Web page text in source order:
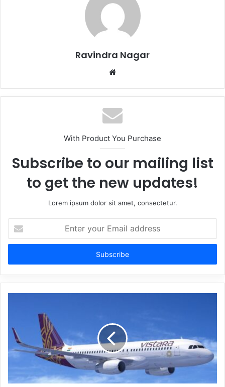
Ravindra Nagar
Website
With Product You Purchase
Subscribe to our mailing list
to get the new updates!
Lorem ipsum dolor sit amet, consectetur.
your
Email